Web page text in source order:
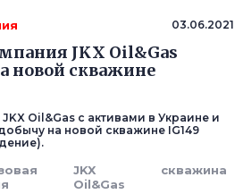
03.06.2021
JKX Oil&Gas
новой скважине
Oil&Gas с активами в Украине и
на новой скважине IG149
JKX
Oil&Gas
скважина